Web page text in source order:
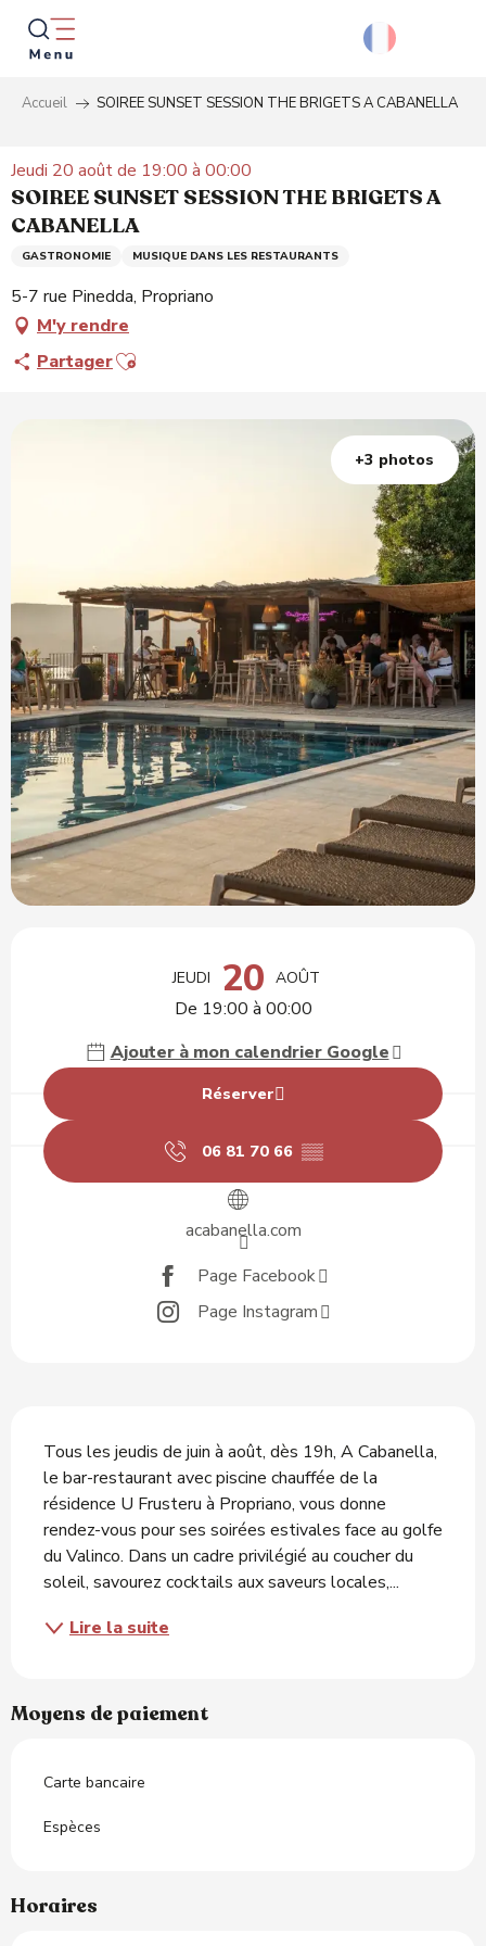
Aller
contenu
principal
Accueil SOIREE SUNSET SESSION THE BRIGETS A CABANELLA
Jeudi 20 août de 19:00 à 00:00
SOIREE SUNSET SESSION THE BRIGETS A
CABANELLA
GASTRONOMIE MUSIQUE DANS LES RESTAURANTS
5-7 rue Pinedda, Propriano
M'y rendre
PartagerAjouter aux favoris
+3 photos
JEUDI 20 AOÛT
De 19:00 à 00:00
Ajouter à mon calendrier Google
Réserver
06 81 70 66 ▒▒
acabanella.com
Page Facebook
Page Instagram
Tous les jeudis de juin à août, dès 19h, A Cabanella,
le bar-restaurant avec piscine chauffée de la
résidence U Frusteru à Propriano, vous donne
rendez-vous pour ses soirées estivales face au golfe
du Valinco. Dans un cadre privilégié au coucher du
soleil, savourez cocktails aux saveurs locales,...
Lire la suite
Moyens de paiement
Carte bancaire
Espèces
Horaires